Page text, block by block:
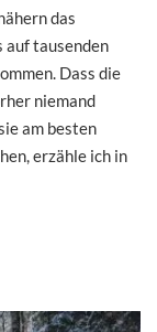
das
auf tausenden
Dass die
niemand
am besten
erzähle ich in